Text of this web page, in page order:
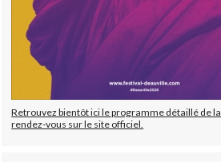
Retrouvez bientôt ici le programme détaillé de
rendez-vous sur le site officiel.